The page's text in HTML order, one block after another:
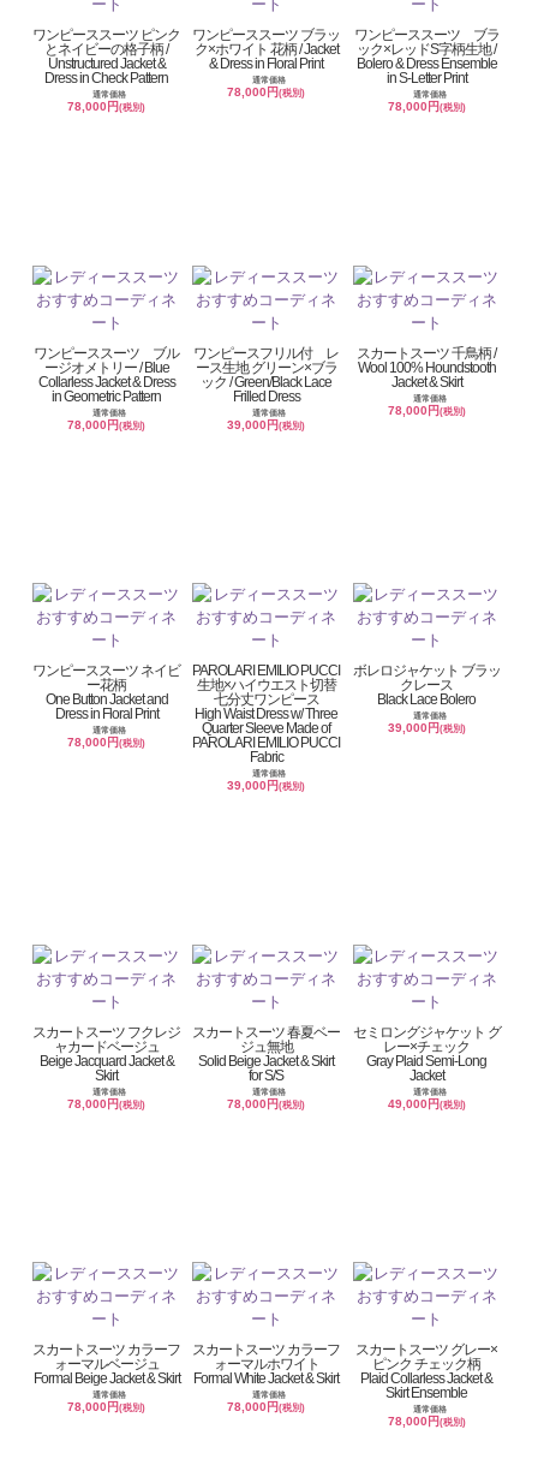
ワンピーススーツ ピンク
とネイビーの格子柄 /
Unstructured Jacket &
Dress in Check Pattern
通常価格
78,000円(税別)
ワンピーススーツ ブラッ
ク×ホワイト 花柄 / Jacket
& Dress in Floral Print
通常価格
78,000円(税別)
ワンピーススーツ ブラ
ック×レッドS字柄生地 /
Bolero & Dress Ensemble
in S-Letter Print
通常価格
78,000円 (税別)
ワンピーススーツ ブル
ージオメトリー / Blue
Collarless Jacket & Dress
in Geometric Pattern
通常価格
78,000円(税別)
ワンピースフリル付 レ
ース生地 グリーン×ブラ
ック / Green/Black Lace
Frilled Dress
通常価格
39,000円(税別)
スカートスーツ 千鳥柄 /
Wool 100% Houndstooth
Jacket & Skirt
通常価格
78,000円 (税別)
ワンピーススーツ ネイビ
ー花柄
One Button Jacket and
Dress in Floral Print
通常価格
78,000円(税別)
PAROLARI EMILIO PUCCI
生地×ハイウエスト切替
七分丈ワンピース
High Waist Dress w/ Three
Quarter Sleeve Made of
PAROLARI EMILIO PUCCI
Fabric
通常価格
39,000円(税別)
ボレロジャケット ブラッ
クレース
Black Lace Bolero
通常価格
39,000円 (税別)
スカートスーツ フクレジ
ャカードベージュ
Beige Jacquard Jacket &
Skirt
通常価格
78,000円(税別)
スカートスーツ 春夏ベー
ジュ無地
Solid Beige Jacket & Skirt
for S/S
通常価格
78,000円(税別)
セミロングジャケット グ
レー×チェック
Gray Plaid Semi-Long
Jacket
通常価格
49,000円 (税別)
スカートスーツ カラーフ
ォーマルベージュ
Formal Beige Jacket & Skirt
通常価格
78,000円(税別)
スカートスーツ カラーフ
ォーマルホワイト
Formal White Jacket & Skirt
通常価格
78,000円(税別)
スカートスーツ グレー×
ピンク チェック柄
Plaid Collarless Jacket &
Skirt Ensemble
通常価格
78,000円 (税別)